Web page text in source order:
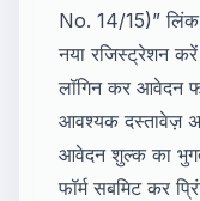
No. 14/15)”
नया रजिस्ट्रेशन करें
लॉगिन कर आवेदन
आवश्यक दस्तावेज़
आवेदन शुल्क का
फॉर्म सबमिट कर